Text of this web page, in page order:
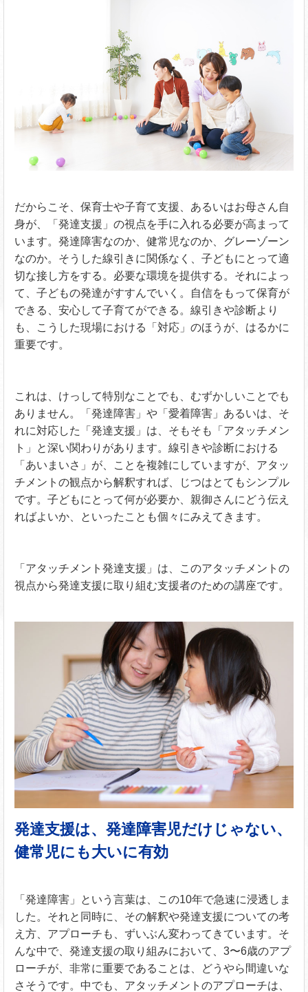
だからこそ、保育士や子育て支援、あるいはお母さん自
身が、「発達支援」の視点を手に入れる必要が高まって
います。発達障害なのか、健常児なのか、グレーゾーン
なのか。そうした線引きに関係なく、子どもにとって適
切な接し方をする。必要な環境を提供する。それによっ
て、子どもの発達がすすんでいく。自信をもって保育が
できる、安心して子育てができる。線引きや診断より
も、こうした現場における「対応」のほうが、はるかに
重要です。
これは、けっして特別なことでも、むずかしいことでも
ありません。「発達障害」や「愛着障害」あるいは、そ
れに対応した「発達支援」は、そもそも「アタッチメン
ト」と深い関わりがあります。線引きや診断における
「あいまいさ」が、ことを複雑にしていますが、アタッ
チメントの観点から解釈すれば、じつはとてもシンプル
です。子どもにとって何が必要か、親御さんにどう伝え
ればよいか、といったことも個々にみえてきます。
「アタッチメント発達支援」は、このアタッチメントの
視点から発達支援に取り組む支援者のための講座です。
発達支援は、発達障害児だけじゃない、
健常児にも大いに有効
「発達障害」という言葉は、この10年で急速に浸透しま
した。それと同時に、その解釈や発達支援についての考
え方、アプローチも、ずいぶん変わってきています。そ
んな中で、発達支援の取り組みにおいて、3〜6歳のアプ
ローチが、非常に重要であることは、どうやら間違いな
さそうです。中でも、アタッチメントのアプローチは、